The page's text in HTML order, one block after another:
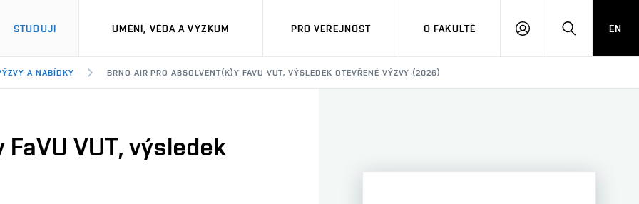
STUDUJI UMĚNÍ, VĚDA A VÝZKUM PRO VEŘEJNOST O FAKULTĚ
PŘIHLÁSITHLEDAT
EN
A NABÍDKY BRNO AIR PRO ABSOLVENT(K)Y FAVU VUT, VÝSLEDEK OTEVŘENÉ VÝZVY (2026)
VUT, výsledek